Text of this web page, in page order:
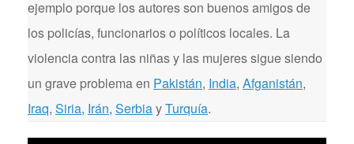
ejemplo porque los autores son buenos amigos de
los policías, funcionarios o políticos locales. La
violencia contra las niñas y las mujeres sigue siendo
un grave problema en Pakistán, India, Afganistán,
Iraq, Siria, Irán, SerbiayTurquía.